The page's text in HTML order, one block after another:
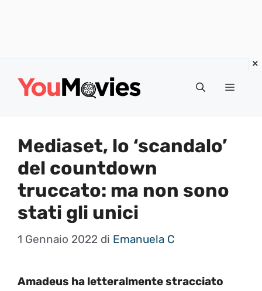
Menu
Mediaset, lo ‘scandalo’
del countdown
truccato: ma non sono
stati gli unici
1 Gennaio 2022 di Emanuela C
Amadeus ha letteralmente stracciato